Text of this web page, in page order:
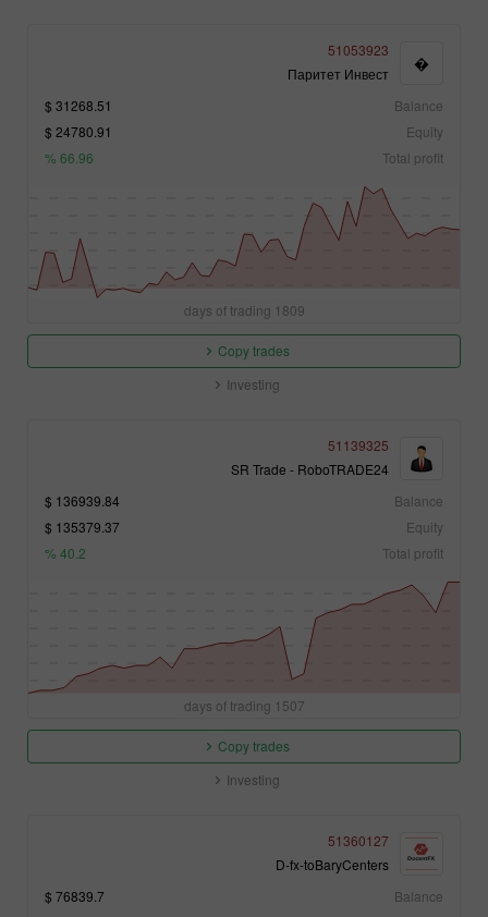
�
51053923
Паритет Инвест
Balance
31268.51 $
Equity
24780.91 $
Total profit
66.96 %
1809 days of trading
Investing
Copy trades
51139325
SR Trade - RoboTRADE24
Balance
136939.84 $
Equity
135379.37 $
Total profit
40.2 %
1507 days of trading
Investing
Copy trades
51360127
D-fx-toBaryCenters
Balance
76839.7 $